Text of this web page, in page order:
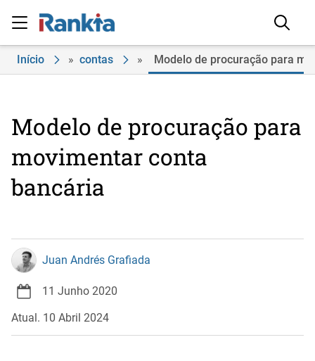
Início » contas » Modelo de procuração para
Modelo de procuração para
movimentar conta
bancária
Juan Andrés Grafiada
11 Junho 2020
Atual. 10 Abril 2024